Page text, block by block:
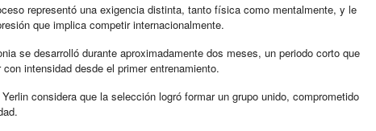
representó una exigencia distinta, tanto física como mentalmente, y le
que implica competir internacionalmente.
se desarrolló durante aproximadamente dos meses, un periodo corto que
intensidad desde el primer entrenamiento.
considera que la selección logró formar un grupo unido, comprometido